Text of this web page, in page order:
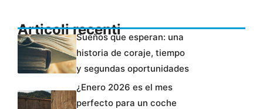
Articoli recentiSueños que esperan: una
historia de coraje, tiempo
y segundas oportunidades
¿Enero 2026 es el mes
perfecto para un coche